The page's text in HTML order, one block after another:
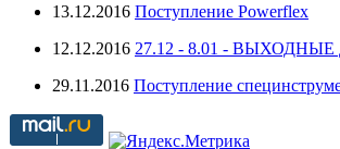
13.12.2016 Поступление Powerflex
12.12.2016 27.12 - 8.01 -
29.11.2016 Поступление